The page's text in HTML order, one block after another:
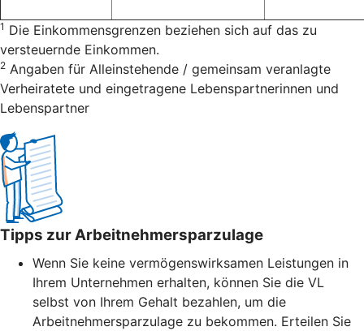
1 Die Einkommensgrenzen beziehen sich auf das zu
versteuernde Einkommen.
2 Angaben für Alleinstehende / gemeinsam veranlagte
Verheiratete und eingetragene Lebenspartnerinnen und
Lebenspartner
Tipps zur Arbeitnehmersparzulage
Wenn Sie keine vermögenswirksamen Leistungen in
Ihrem Unternehmen erhalten, können Sie die VL
selbst von Ihrem Gehalt bezahlen, um die
Arbeitnehmersparzulage zu bekommen. Erteilen Sie